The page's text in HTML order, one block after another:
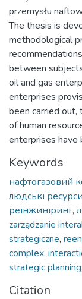
przemysłu
The thesis is
methodological
between
oil and gas
enterprises
been carried
of human
enterprises have
Keywords
нафтогазовий
людські ресурси
реінжиніринг,
zarządzanie
strategiczne,
complex,
strategic planning,
Citation